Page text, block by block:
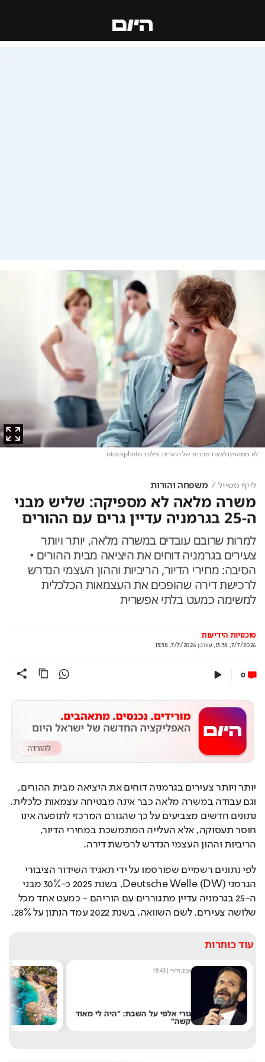
לא ממהרים לצאת מהבית של ההורים. צילום: istockphoto
לייף סטייל משפחה והורות
משרה מלאה לא מספיקה: שליש מבני
ה-25 בגרמניה עדיין גרים עם ההורים
למרות שרובם עובדים במשרה מלאה, יותר ויותר
צעירים בגרמניה דוחים את היציאה מבית ההורים •
הסיבה: מחירי הדיור, הריביות וההון העצמי הנדרש
לרכישת דירה שהופכים את העצמאות הכלכלית
למשימה כמעט בלתי אפשרית
סוכנויות הידיעות
7/7/2026, 13:38
, עודכן 7/7/2026, 13:38
0
הריביות וההון העצמי הנדרש לרכישת דירה.
שלושה צעירים. לשם השוואה, בשנת 2022 עמד הנתון על 28%.
עוד כותרות
אביב דרורי |
18:43
גורי אלפי על השבת: "היה לי מאוד
קשה"